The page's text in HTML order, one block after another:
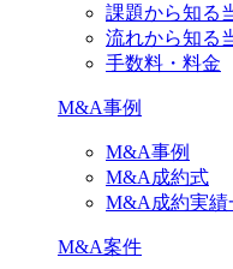
課題から知る
流れから知る
手数料・料金
M&A事例
M&A事例
M&A成約式
M&A成約実績
M&A案件